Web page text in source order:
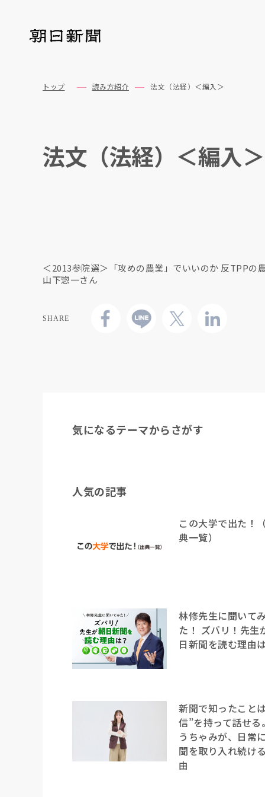
トップ 読み方紹介 法文（法経）＜編入＞
法文（法経）＜編入＞
＜2013参院選＞「攻めの農業」でいいのか 反TPPの
山下惣一さん
SHARE
気になるテーマからさがす
人気の記事
この大学で出た！
典一覧）
林修先生に聞いて
た！ ズバリ！先生
日新聞を読む理由
新聞で知ったこと
信”を持って話せる
うちゃみが、日常
聞を取り入れ続け
由